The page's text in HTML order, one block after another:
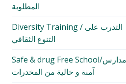
المطلوبة
Diversity Training / التدرب على
التنوع الثقافي
Safe & drug Free School/مدارس
آمنة و خالية من المخدرات